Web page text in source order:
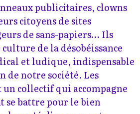
publicitaires, clowns
citoyens de sites
de sans-papiers… Ils
de la désobéissance
et ludique, indispensable
de notre société. Les
un collectif qui accompagne
se battre pour le bien